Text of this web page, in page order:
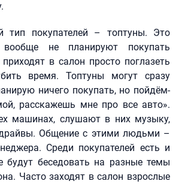
тип покупателей – топтуны. Это
не планируют покупать
в салон просто поглазеть
время. Топтуны могут сразу
ничего покупать, но пойдём-
расскажешь мне про все авто».
машинах, слушают в них музыку,
драйвы. Общение с этими людьми –
Среди покупателей есть и
будут беседовать на разные темы
Часто заходят в салон взрослые